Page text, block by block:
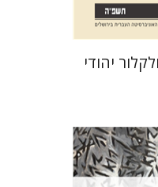
יהודי